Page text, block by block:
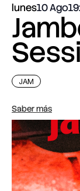
lunes10 Ago
JAM
Saber más